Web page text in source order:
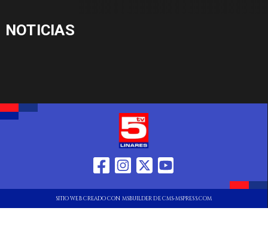
NOTICIAS
SITIO WEB CREADO CON MSBUILDER DE CMS-MSPRESS.COM